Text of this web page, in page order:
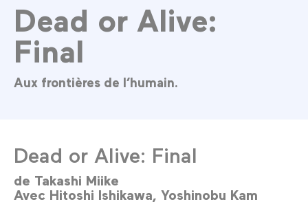
Dead or Alive:
Final
Aux frontières de l’humain.
Dead or Alive: Final
de Takashi Miike
Avec Hitoshi Ishikawa Yoshinobu Kam